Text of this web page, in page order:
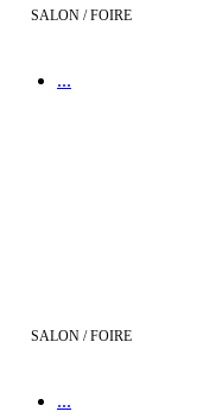
SALON / FOIRE
...
SALON / FOIRE
...